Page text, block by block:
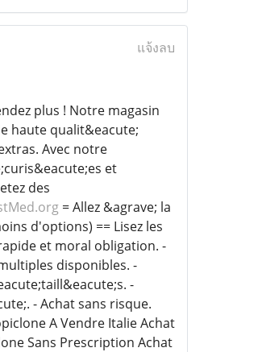
แจ้งลบ
plus ! Notre magasin
haute qualit&eacute;
Avec notre
et
des
= Allez &agrave; la
d'options) == Lisez les
rapide et moral obligation. -
disponibles. -
-
- Achat sans risque.
A Vendre Italie Achat
Sans Prescription Achat